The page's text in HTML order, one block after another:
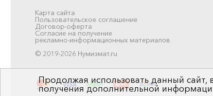
Карта сайта
Пользовательское соглашение
Договор-оферта
Согласие на получение
рекламно-информационных материалов
© 2019-2026 Нумизмат.ru
Продолжая использовать данный
получения дополнительной